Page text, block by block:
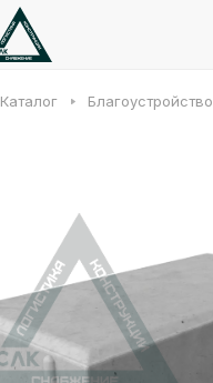
Каталог Благоустройство